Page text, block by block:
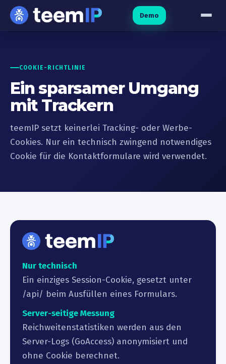
Zum Inhalt springen
Demo
COOKIE-RICHTLINIE
Ein sparsamer Umgang
mit Trackern
teemIP setzt keinerlei Tracking- oder Werbe-
Cookies. Nur ein technisch zwingend notwendiges
Cookie für die Kontaktformulare wird verwendet.
Nur technisch
Ein einziges Session-Cookie, gesetzt unter
/api/ beim Ausfüllen eines Formulars.
Server-seitige Messung
Reichweitenstatistiken werden aus den
Server-Logs (GoAccess) anonymisiert und
ohne Cookie berechnet.